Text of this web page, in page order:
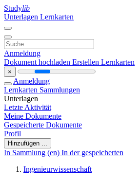
Studylib
Unterlagen Lernkarten
Anmeldung
Dokument hochladen Erstellen Lernkarten
×
Anmeldung
Lernkarten Sammlungen
Unterlagen
Letzte Aktivität
Meine Dokumente
Gespeicherte Dokumente
Profil
Hinzufügen ...
In Sammlung (en) In der gespeicherten
Ingenieurwissenschaft